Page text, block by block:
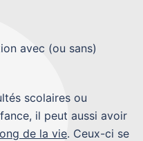
avec (ou sans)
scolaires ou
il peut aussi avoir
de la vie. Ceux-ci se